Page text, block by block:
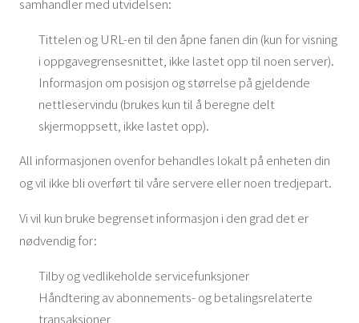
samhandler med utvidelsen:
Tittelen og URL-en til den åpne fanen din (kun for visning
i oppgavegrensesnittet, ikke lastet opp til noen server).
Informasjon om posisjon og størrelse på gjeldende
nettleservindu (brukes kun til å beregne delt
skjermoppsett, ikke lastet opp).
All informasjonen ovenfor behandles lokalt på enheten din
og vil ikke bli overført til våre servere eller noen tredjepart.
Vi vil kun bruke begrenset informasjon i den grad det er
nødvendig for:
Tilby og vedlikeholde servicefunksjoner
Håndtering av abonnements- og betalingsrelaterte
transaksjoner